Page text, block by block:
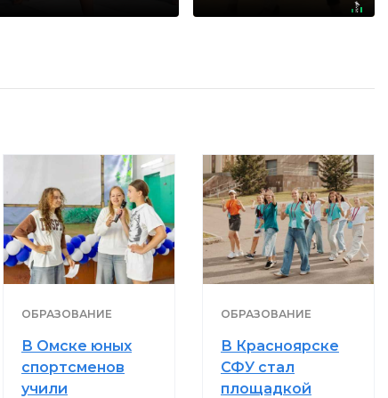
ОБРАЗОВАНИЕ
В Омске юных
спортсменов
учили
ОБРАЗОВАНИЕ
В Красноярске
СФУ стал
площадкой